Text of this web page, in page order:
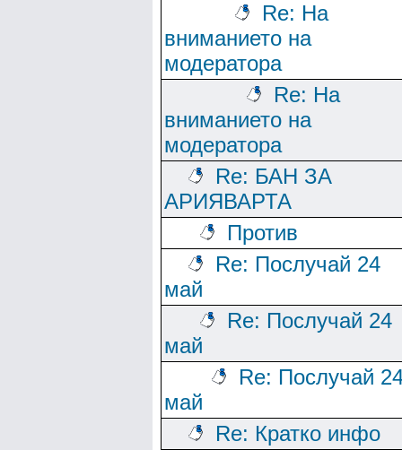
Re: На
вниманието на
модератора
Re: На
вниманието на
модератора
Re: БАН ЗА
АРИЯВАРТА
Против
Re: Послучай 24
май
Re: Послучай 24
май
Re: Послучай
май
Re: Кратко инфо